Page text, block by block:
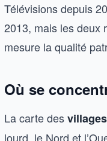
Télévisions depuis
2013, mais les deux
mesure la qualité
Où se
La carte des
lourd, le Nord et